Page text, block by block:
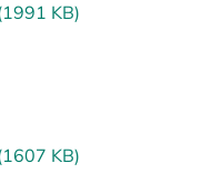
KB)
KB)